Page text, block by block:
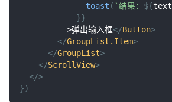
toast ( `结果： ${text
}}
          >弹出输入框
</Button>
</GroupList.Item>
</GroupList>
</ScrollView>
</>
})